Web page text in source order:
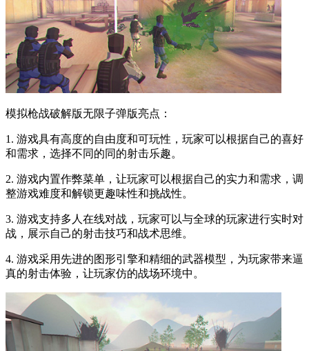
模拟枪战破解版无限子弹版亮点：
1. 游戏具有高度的自由度和可玩性，玩家可以根据自己的喜好
和需求，选择不同的同的射击乐趣。
2. 游戏内置作弊菜单，让玩家可以根据自己的实力和需求，调
整游戏难度和解锁更趣味性和挑战性。
3. 游戏支持多人在线对战，玩家可以与全球的玩家进行实时对
战，展示自己的射击技巧和战术思维。
4. 游戏采用先进的图形引擎和精细的武器模型，为玩家带来逼
真的射击体验，让玩家仿的战场环境中。